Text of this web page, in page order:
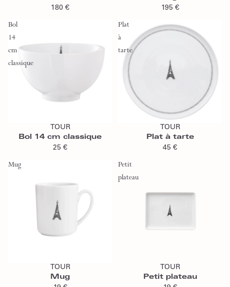
180 €
195 €
Bol
14
cm
classique
TOUR
Bol 14 cm classique
25 €
Plat
à
tarte
Ajouter au panier
TOUR
Plat à tarte
45 €
Mug
TOUR
Mug
Petit
plateau
TOUR
Petit plateau